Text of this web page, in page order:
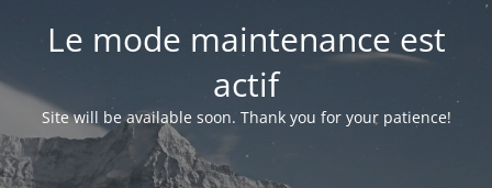
Le mode maintenance est
actif
Site will be available soon. Thank you for your patience!